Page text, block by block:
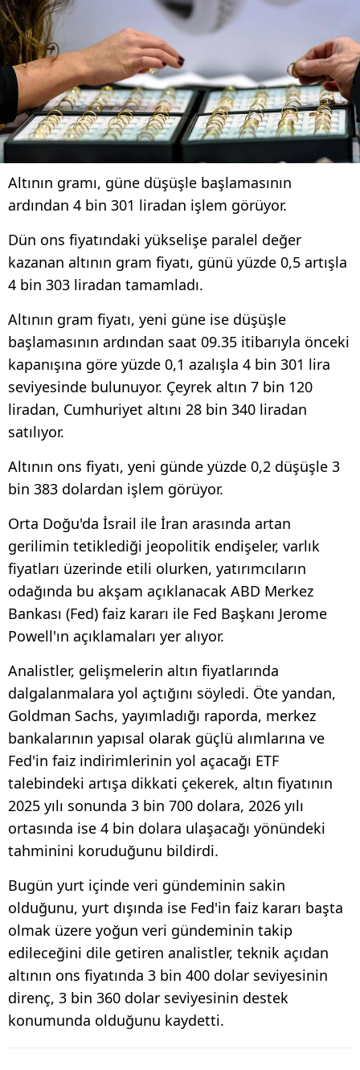
Altının gramı, güne düşüşle başlamasının
ardından 4 bin 301 liradan işlem görüyor.
Dün ons fiyatındaki yükselişe paralel değer
kazanan altının gram fiyatı, günü yüzde 0,5 artışla
4 bin 303 liradan tamamladı.
Altının gram fiyatı, yeni güne ise düşüşle
başlamasının ardından saat 09.35 itibarıyla önceki
kapanışına göre yüzde 0,1 azalışla 4 bin 301 lira
seviyesinde bulunuyor. Çeyrek altın 7 bin 120
liradan, Cumhuriyet altını 28 bin 340 liradan
satılıyor.
Altının ons fiyatı, yeni günde yüzde 0,2 düşüşle 3
bin 383 dolardan işlem görüyor.
Orta Doğu'da İsrail ile İran arasında artan
gerilimin tetiklediği jeopolitik endişeler, varlık
fiyatları üzerinde etili olurken, yatırımcıların
odağında bu akşam açıklanacak ABD Merkez
Bankası (Fed) faiz kararı ile Fed Başkanı Jerome
Powell'ın açıklamaları yer alıyor.
Analistler, gelişmelerin altın fiyatlarında
dalgalanmalara yol açtığını söyledi. Öte yandan,
Goldman Sachs, yayımladığı raporda, merkez
bankalarının yapısal olarak güçlü alımlarına ve
Fed'in faiz indirimlerinin yol açacağı ETF
talebindeki artışa dikkati çekerek, altın fiyatının
2025 yılı sonunda 3 bin 700 dolara, 2026 yılı
ortasında ise 4 bin dolara ulaşacağı yönündeki
tahminini koruduğunu bildirdi.
Bugün yurt içinde veri gündeminin sakin
olduğunu, yurt dışında ise Fed'in faiz kararı başta
olmak üzere yoğun veri gündeminin takip
edileceğini dile getiren analistler, teknik açıdan
altının ons fiyatında 3 bin 400 dolar seviyesinin
direnç, 3 bin 360 dolar seviyesinin destek
konumunda olduğunu kaydetti.